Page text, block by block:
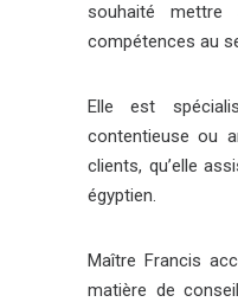
souhaité
compétences au
Elle est
contentieuse ou
clients, qu’elle
égyptien.
Maître Francis
matière de